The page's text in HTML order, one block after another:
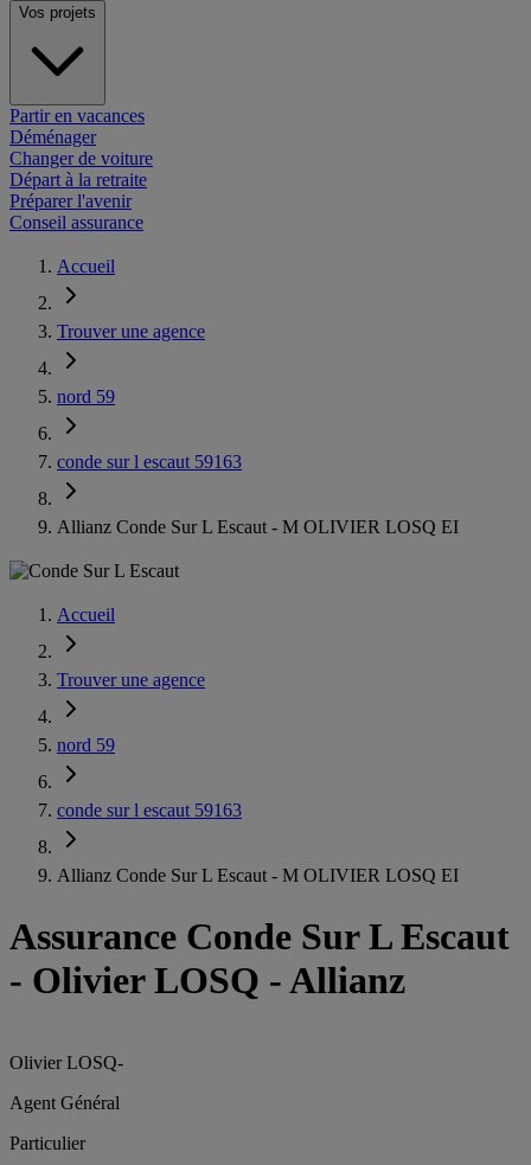
Vos projets
Partir en vacances
Déménager
Changer de voiture
Départ à la retraite
Préparer l'avenir
Conseil assurance
Accueil
Trouver une agence
nord 59
conde sur l escaut 59163
Allianz Conde Sur L Escaut - M OLIVIER LOSQ EI
Accueil
Trouver une agence
nord 59
conde sur l escaut 59163
Allianz Conde Sur L Escaut - M OLIVIER LOSQ EI
Assurance Conde Sur L Escaut
- Olivier LOSQ - Allianz
Olivier LOSQ-
Agent Général
Particulier